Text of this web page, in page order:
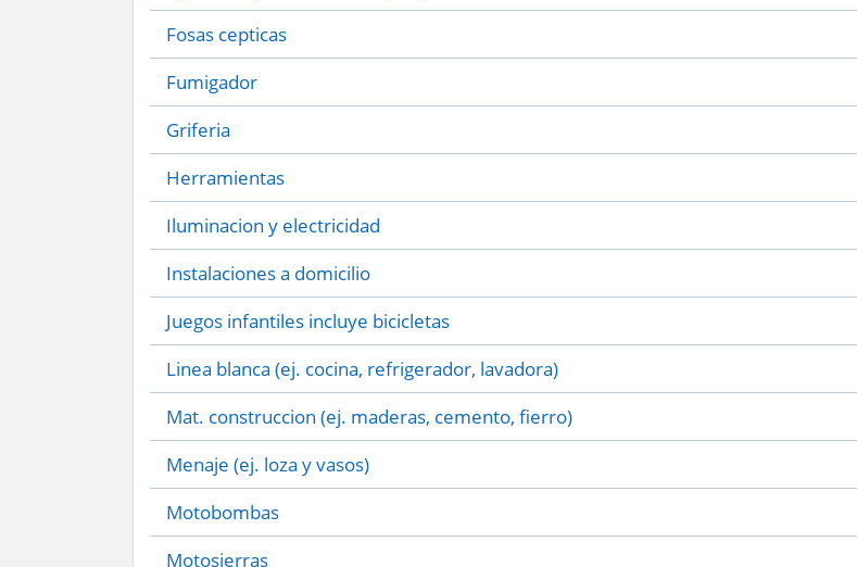
Fosas cepticas
Fumigador
Griferia
Herramientas
Iluminacion y electricidad
Instalaciones a domicilio
Juegos infantiles incluye bicicletas
Linea blanca (ej. cocina, refrigerador, lavadora)
Mat. construccion (ej. maderas, cemento, fierro)
Menaje (ej. loza y vasos)
Motobombas
Motosierras